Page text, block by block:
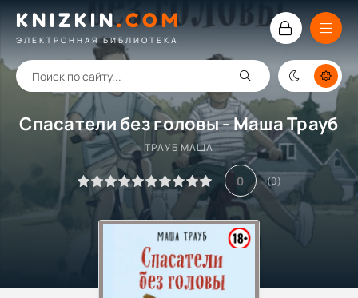
KNIZKIN.COM
ЭЛЕКТРОННАЯ БИБЛИОТЕКА
Спасатели без головы - Маша Трауб
ТРАУБ МАША
0 (0)